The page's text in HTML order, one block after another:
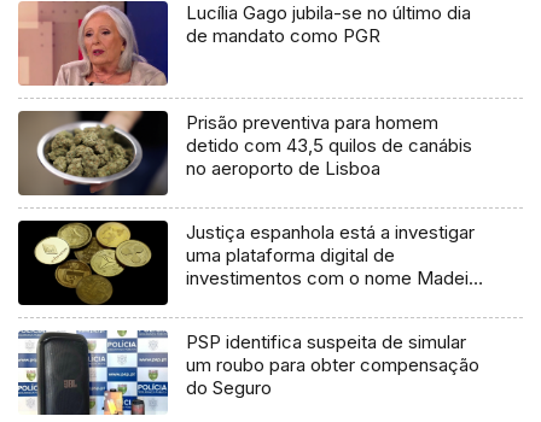
Lucília Gago jubila-se no último dia
de mandato como PGR
Prisão preventiva para homem
detido com 43,5 quilos de canábis
no aeroporto de Lisboa
Justiça espanhola está a investigar
uma plataforma digital de
investimentos com o nome Madeira
PSP identifica suspeita de simular
um roubo para obter compensação
do Seguro